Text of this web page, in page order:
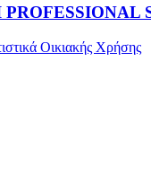
Οικιακής Χρήσης